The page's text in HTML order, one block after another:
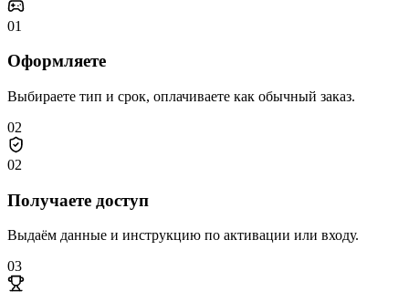
01
Оформляете
Выбираете тип и срок, оплачиваете как обычный заказ.
02
02
Получаете доступ
Выдаём данные и инструкцию по активации или входу.
03